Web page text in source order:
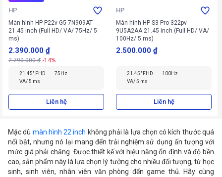
HP
Màn hình HP P22v G5 7N909AT
21.45 inch (Full HD/ VA/ 75Hz/ 5
ms)
2.390.000 ₫
2.790.000 ₫ -14%
21.45" FHD
75Hz
VA/ 5 ms
Liên hệ
HP
Màn hình HP S3 Pro 322pv
9U5A2AA 21.45 inch (Full HD/ VA/
100Hz/ 5 ms)
2.500.000 ₫
21.45" FHD
100Hz
VA/ 5 ms
Liên hệ
Mặc dù màn hình 22 inch không phải là lựa chọn có kích thước quá
nổi bật, nhưng nó lại mang đến trải nghiệm sử dụng ấn tượng với
mức giá phải chăng. Được thiết kế với hiệu năng ổn định và độ bền
cao, sản phẩm này là lựa chọn lý tưởng cho nhiều đối tượng, từ học
sinh, sinh viên, nhân viên văn phòng đến game thủ. Hãy cùng